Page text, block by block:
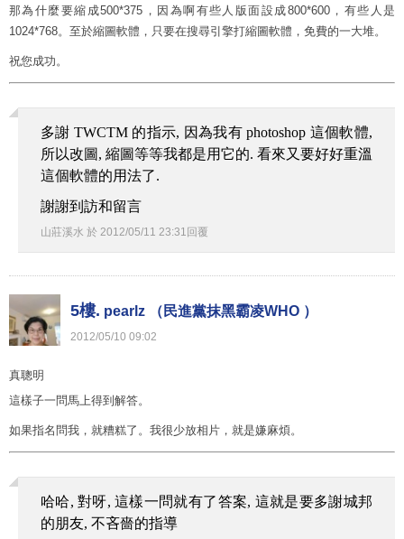
那為什麼要縮成500*375，因為啊有些人版面設成800*600，有些人是
1024*768。至於縮圖軟體，只要在搜尋引擎打縮圖軟體，免費的一大堆。
祝您成功。
多謝 TWCTM 的指示, 因為我有 photoshop 這個軟體,
所以改圖, 縮圖等等我都是用它的. 看來又要好好重溫
這個軟體的用法了.
謝謝到訪和留言
山莊溪水 於 2012/05/11 23:31 回覆
5樓. pearlz （民進黨抹黑霸凌WHO ）
2012/05/10 09:02
真聰明
這樣子一問馬上得到解答。
如果指名問我，就糟糕了。我很少放相片，就是嫌麻煩。
哈哈, 對呀, 這樣一問就有了答案, 這就是要多謝城邦
的朋友, 不吝嗇的指導